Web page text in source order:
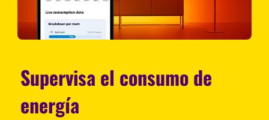
Supervisa el consumo de
energía